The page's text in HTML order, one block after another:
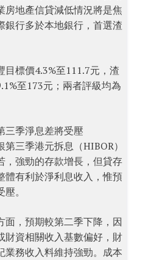
房地產信貸減低情況將是焦
銀行多於本地銀行，首選渣
目標價4.3%至111.7元，渣
至173元；兩者評級均為
三季淨息差將受壓
第三季港元拆息（HIBOR）
，強勁的存款增長，但貸存
體有利於淨利息收入，惟預
。
面，預期較第二季下降，因
財資相關收入基數偏好，財
業務收入料維持強勁。成本